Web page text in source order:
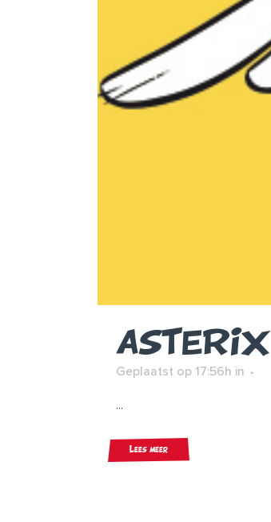
ASTERIX
Geplaatst op 17:56h in
...
Lees meer